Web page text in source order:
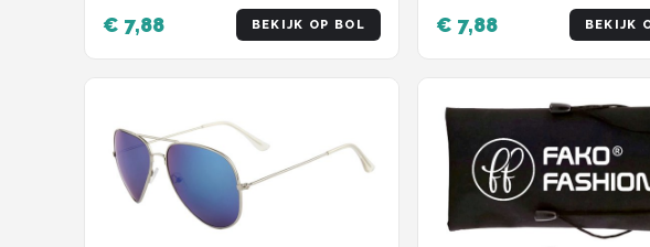
Jongens Zonnebril - Meisjes
Zonnebril - Zilver - Zilver
€ 7,88 BEKIJK OP BOL
Jongens Zonnebril -
Zonnebril - Zwart
€ 7,88 BEKIJK